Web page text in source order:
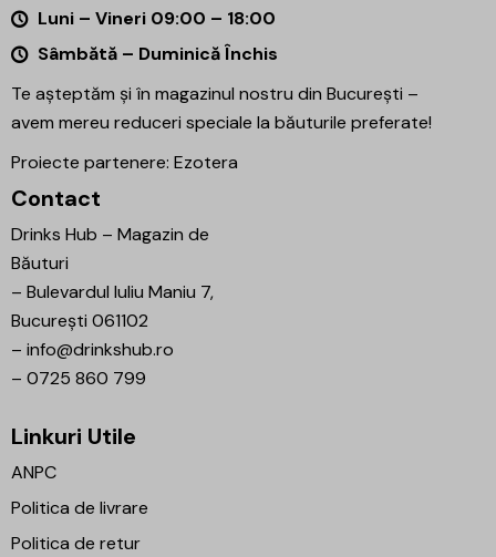
Luni – Vineri 09:00 – 18:00
Sâmbătă – Duminică Închis
Te așteptăm și în magazinul nostru din București –
avem mereu reduceri speciale la băuturile preferate!
Proiecte partenere: Ezotera
Contact
Drinks Hub – Magazin de
Băuturi
– Bulevardul Iuliu Maniu 7,
București 061102
– info@drinkshub.ro
– 0725 860 799
Linkuri Utile
ANPC
Politica de livrare
Politica de retur